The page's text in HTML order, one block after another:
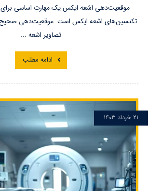
موقعیت‌دهی اشعه ایکس یک مهارت اساسی برای
تکنسین‌های اشعه ایکس است. موقعیت‌دهی
تصاویر اشعه ...
ادامه مطلب
۲۱ خرداد ۱۴۰۳